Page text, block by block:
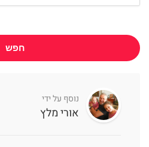
חפש
נוסף על ידי
אורי מלץ